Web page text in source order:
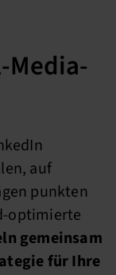
Media-
auf
punkten
optimierte
gemeinsam
für Ihre